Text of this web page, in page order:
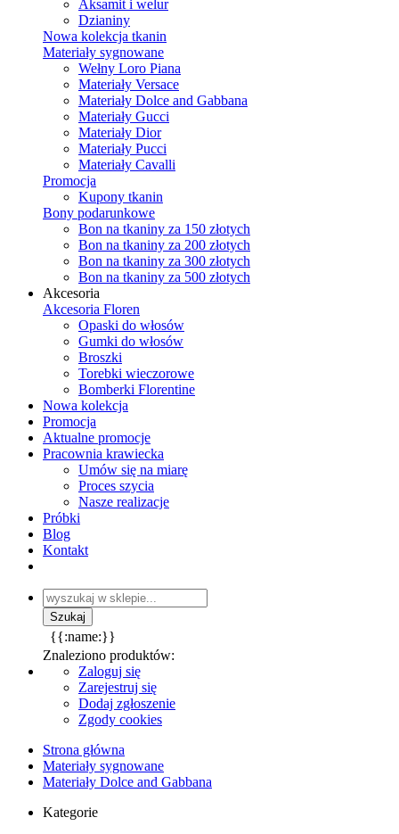
Aksamit i welur
Dzianiny
Nowa kolekcja tkanin
Materiały sygnowane
Wełny Loro Piana
Materiały Versace
Materiały Dolce and Gabbana
Materiały Gucci
Materiały Dior
Materiały Pucci
Materiały Cavalli
Promocja
Kupony tkanin
Bony podarunkowe
Bon na tkaniny za 150 złotych
Bon na tkaniny za 200 złotych
Bon na tkaniny za 300 złotych
Bon na tkaniny za 500 złotych
Akcesoria
Akcesoria Floren
Opaski do włosów
Gumki do włosów
Broszki
Torebki wieczorowe
Bomberki Florentine
Nowa kolekcja
Promocja
Aktualne promocje
Pracownia krawiecka
Umów się na miarę
Proces szycia
Nasze realizacje
Próbki
Blog
Kontakt
{{:name:}}
Znaleziono produktów:
Zaloguj się
Zarejestruj się
Dodaj zgłoszenie
Zgody cookies
Strona główna
Materiały sygnowane
Materiały Dolce and Gabbana
Kategorie